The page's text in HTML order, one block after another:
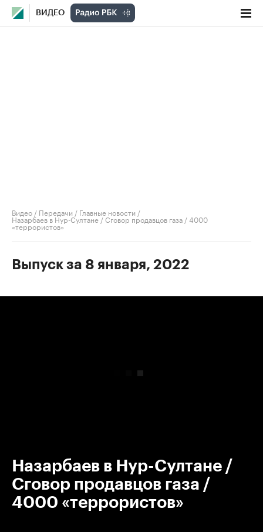
ВИДЕО
Видео / Передачи / Главные новости /
Назарбаев в Нур-Султане / Сговор продавцов газа / 4000
«террористов»
Выпуск за 8 января, 2022
Назарбаев в Нур-Султане /
Сговор продавцов газа /
4000 «террористов»